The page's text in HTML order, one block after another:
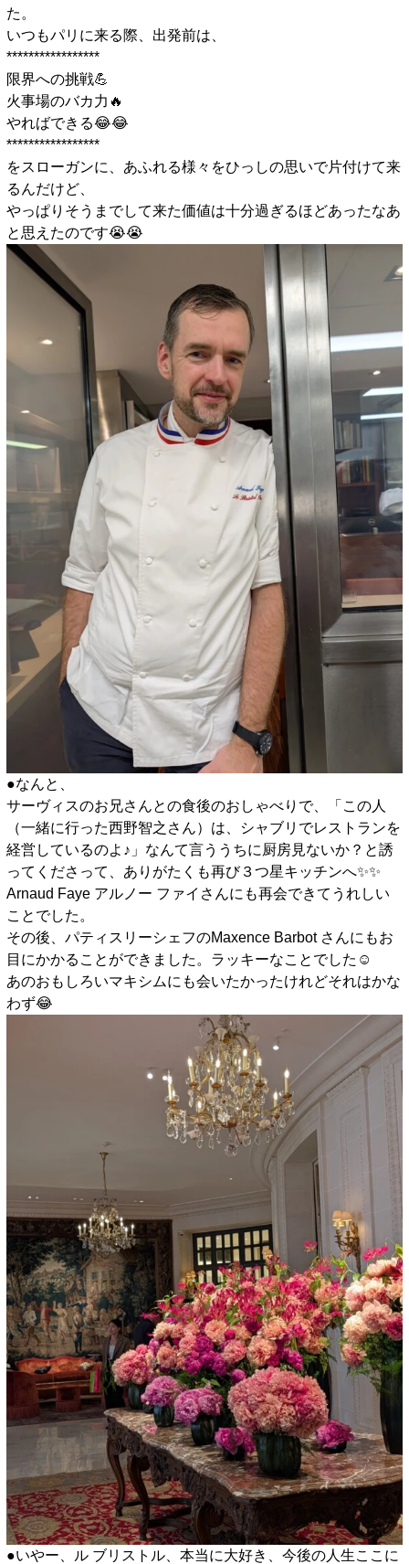
た。
いつもパリに来る際、出発前は、
*****************
限界への挑戦💪
火事場のバカ力🔥
やればできる😂😂
*****************
をスローガンに、あふれる様々をひっしの思いで片付けて来
るんだけど、
やっぱりそうまでして来た価値は十分過ぎるほどあったなあ
と思えたのです😭😭
●なんと、
サーヴィスのお兄さんとの食後のおしゃべりで、「この人
（一緒に行った西野智之さん）は、シャブリでレストランを
経営しているのよ♪」なんて言ううちに厨房見ないか？と誘
ってくださって、ありがたくも再び３つ星キッチンへ✨️✨️
Arnaud Faye アルノー ファイさんにも再会できてうれしい
ことでした。
その後、パティスリーシェフのMaxence Barbot さんにもお
目にかかることができました。ラッキーなことでした☺️
あのおもしろいマキシムにも会いたかったけれどそれはかな
わず😂
●いやー、ル ブリストル、本当に大好き、今後の人生ここに